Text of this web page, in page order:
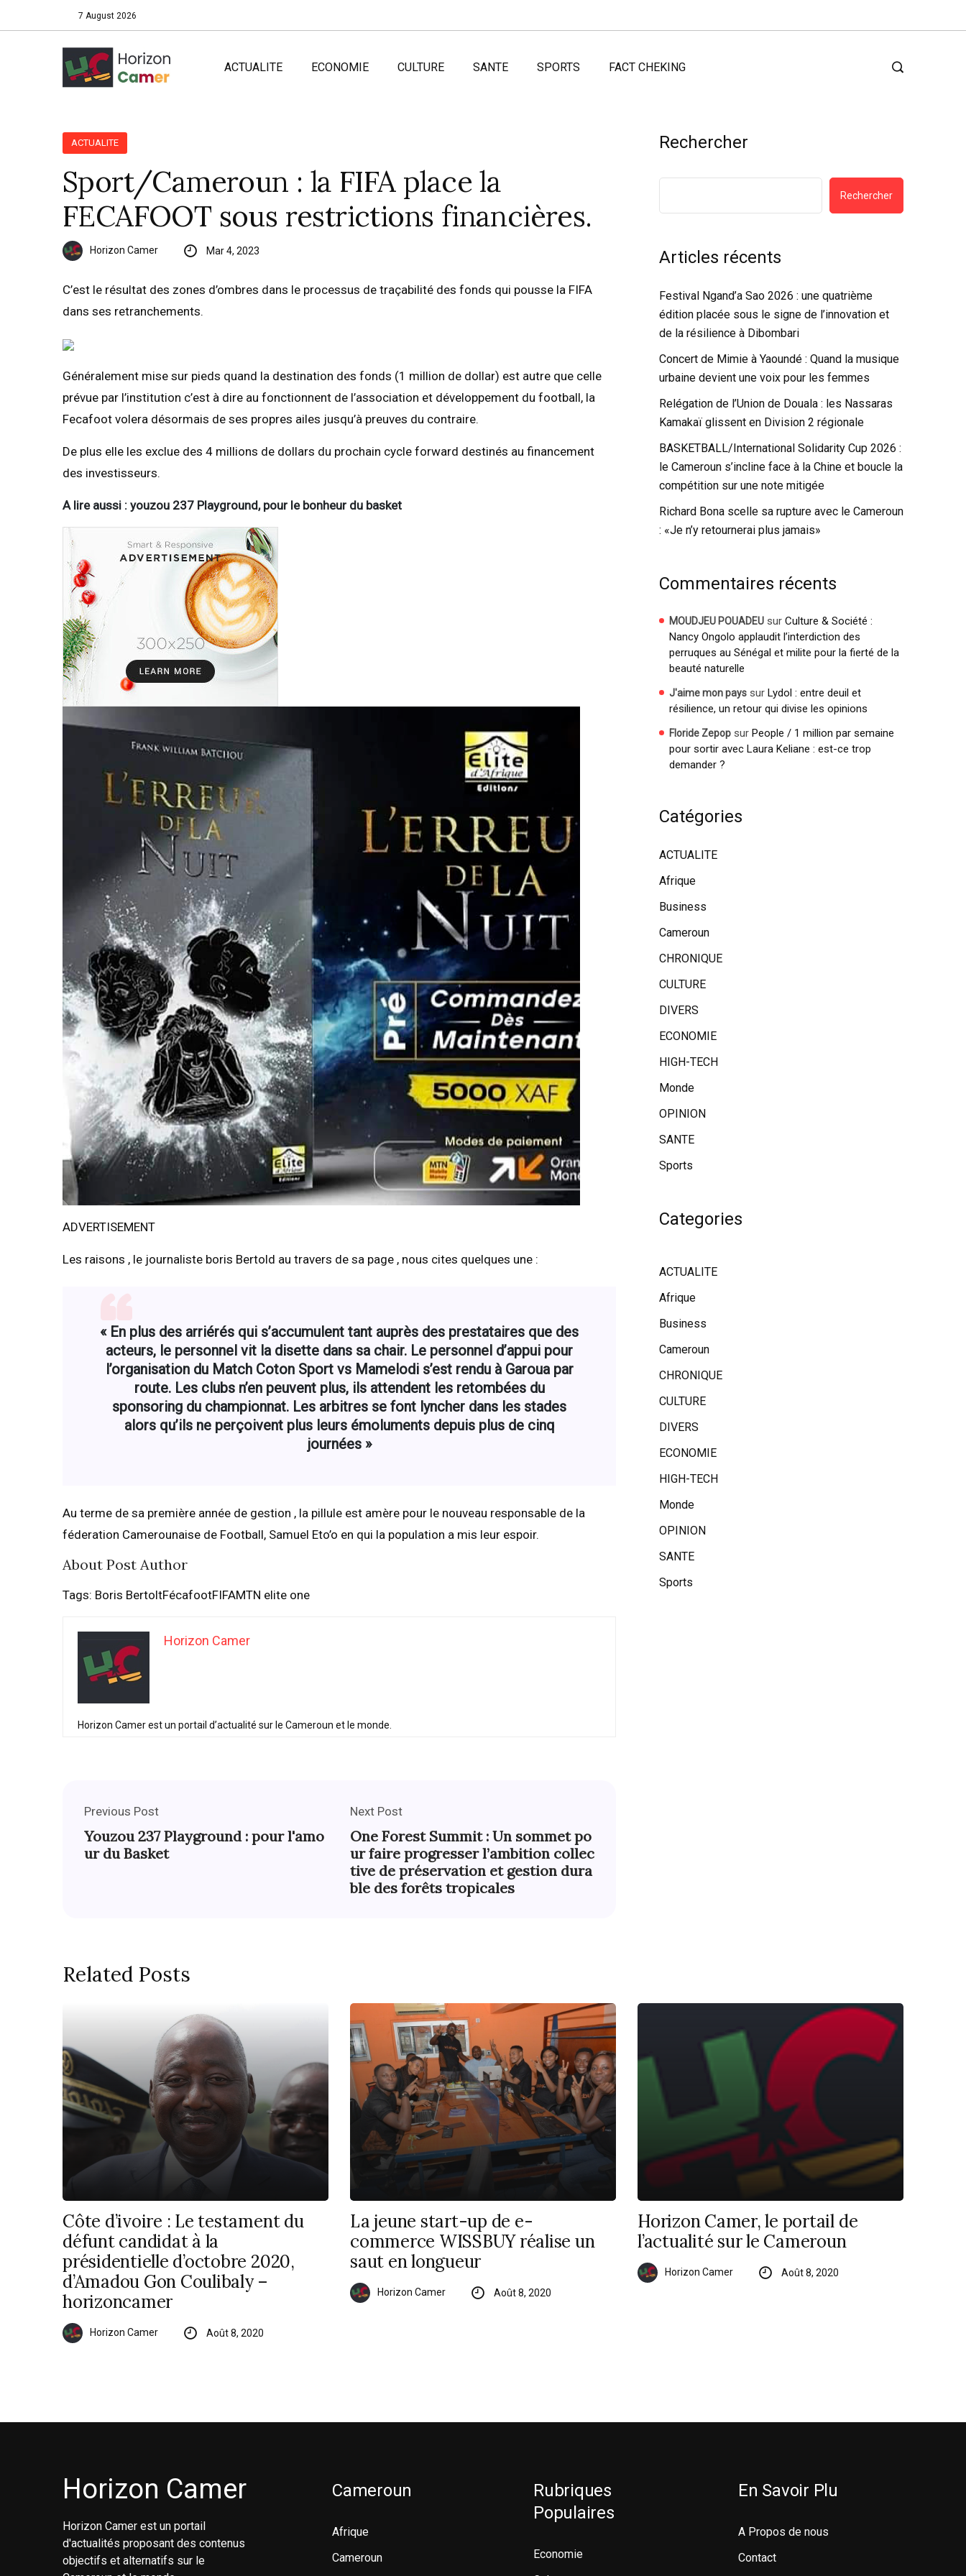
7 August 2026
ACTUALITE ECONOMIE CULTURE SANTE SPORTS FACT CHEKING
ACTUALITE
Sport/Cameroun : la FIFA place la
FECAFOOT sous restrictions financières.
Horizon Camer Mar 4, 2023
C’est le résultat des zones d’ombres dans le processus de traçabilité des fonds qui pousse la FIFA
dans ses retranchements.
Généralement mise sur pieds quand la destination des fonds (1 million de dollar) est autre que celle
prévue par l’institution c’est à dire au fonctionnent de l’association et développement du football, la
Fecafoot volera désormais de ses propres ailes jusqu’à preuves du contraire.
De plus elle les exclue des 4 millions de dollars du prochain cycle forward destinés au financement
des investisseurs.
A lire aussi : youzou 237 Playground, pour le bonheur du basket
ADVERTISEMENT
Les raisons , le journaliste boris Bertold au travers de sa page , nous cites quelques une :
« En plus des arriérés qui s’accumulent tant auprès des prestataires que des
acteurs, le personnel vit la disette dans sa chair. Le personnel d’appui pour
l’organisation du Match Coton Sport vs Mamelodi s’est rendu à Garoua par
route. Les clubs n’en peuvent plus, ils attendent les retombées du
sponsoring du championnat. Les arbitres se font lyncher dans les stades
alors qu’ils ne perçoivent plus leurs émoluments depuis plus de cinq
journées »
Au terme de sa première année de gestion , la pillule est amère pour le nouveau responsable de la
féderation Camerounaise de Football, Samuel Eto’o en qui la population a mis leur espoir.
About Post Author
Tags: Boris BertoltFécafootFIFAMTN elite one
Horizon Camer
Horizon Camer est un portail d’actualité sur le Cameroun et le monde.
Previous Post
Youzou 237 Playground : pour l'amo
ur du Basket
Next Post
One Forest Summit : Un sommet po
ur faire progresser l’ambition collec
tive de préservation et gestion dura
ble des forêts tropicales
Rechercher
Rechercher
Articles récents
Festival Ngand’a Sao 2026 : une quatrième
édition placée sous le signe de l’innovation et
de la résilience à Dibombari
Concert de Mimie à Yaoundé : Quand la musique
urbaine devient une voix pour les femmes
Relégation de l’Union de Douala : les Nassaras
Kamakaï glissent en Division 2 régionale
BASKETBALL/International Solidarity Cup 2026 :
le Cameroun s’incline face à la Chine et boucle la
compétition sur une note mitigée
Richard Bona scelle sa rupture avec le Cameroun
: «Je n’y retournerai plus jamais»
Commentaires récents
MOUDJEU POUADEU sur Culture & Société :
Nancy Ongolo applaudit l’interdiction des
perruques au Sénégal et milite pour la fierté de la
beauté naturelle
J'aime mon pays sur Lydol : entre deuil et
résilience, un retour qui divise les opinions
Floride Zepop sur People / 1 million par semaine
pour sortir avec Laura Keliane : est-ce trop
demander ?
Catégories
ACTUALITE
Afrique
Business
Cameroun
CHRONIQUE
CULTURE
DIVERS
ECONOMIE
HIGH-TECH
Monde
OPINION
SANTE
Sports
Categories
ACTUALITE
Afrique
Business
Cameroun
CHRONIQUE
CULTURE
DIVERS
ECONOMIE
HIGH-TECH
Monde
OPINION
SANTE
Sports
Related Posts
Côte d’ivoire : Le testament du
défunt candidat à la
présidentielle d’octobre 2020,
d’Amadou Gon Coulibaly –
horizoncamer
Horizon Camer Août 8, 2020
La jeune start-up de e-
commerce WISSBUY réalise un
saut en longueur
Horizon Camer Août 8, 2020
Horizon Camer, le portail de
l’actualité sur le Cameroun
Horizon Camer Août 8, 2020
Horizon Camer
Horizon Camer est un portail
d'actualités proposant des contenus
objectifs et alternatifs sur le
Cameroun
Afrique
Cameroun
Rubriques
Populaires
Economie
En Savoir Plu
A Propos de nous
Contact